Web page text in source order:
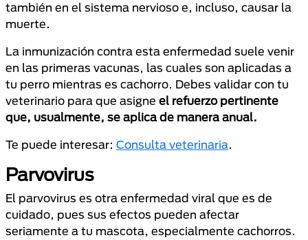
también en el sistema nervioso e, incluso, causar la
muerte.
La inmunización contra esta enfermedad suele venir
en las primeras vacunas, las cuales son aplicadas a
tu perro mientras es cachorro. Debes validar con tu
veterinario para que asigne el refuerzo pertinente
que, usualmente, se aplica de manera anual.
Te puede interesar: Consulta veterinaria.
Parvovirus
El parvovirus es otra enfermedad viral que es de
cuidado, pues sus efectos pueden afectar
seriamente a tu mascota, especialmente cachorros.